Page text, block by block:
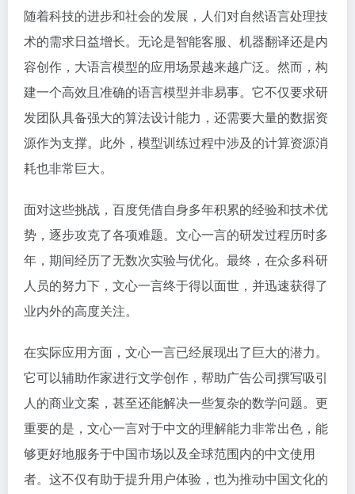
随着科技的进步和社会的发展，人们对自然语言处理技
术的需求日益增长。无论是智能客服、机器翻译还是内
容创作，大语言模型的应用场景越来越广泛。然而，构
建一个高效且准确的语言模型并非易事。它不仅要求研
发团队具备强大的算法设计能力，还需要大量的数据资
源作为支撑。此外，模型训练过程中涉及的计算资源消
耗也非常巨大。
面对这些挑战，百度凭借自身多年积累的经验和技术优
势，逐步攻克了各项难题。文心一言的研发过程历时多
年，期间经历了无数次实验与优化。最终，在众多科研
人员的努力下，文心一言终于得以面世，并迅速获得了
业内外的高度关注。
在实际应用方面，文心一言已经展现出了巨大的潜力。
它可以辅助作家进行文学创作，帮助广告公司撰写吸引
人的商业文案，甚至还能解决一些复杂的数学问题。更
重要的是，文心一言对于中文的理解能力非常出色，能
够更好地服务于中国市场以及全球范围内的中文使用
者。这不仅有助于提升用户体验，也为推动中国文化的